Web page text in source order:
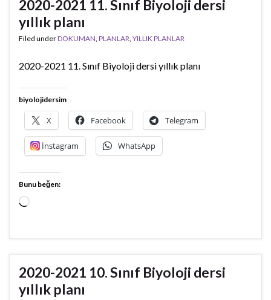
2020-2021 11. Sınıf Biyoloji dersi
yıllık planı
Filed underDOKUMAN PLANLAR YILLIK PLANLAR
2020-2021 11. Sınıf Biyoloji dersi yıllık planı
biyolojidersim
X Facebook Telegram
İnstagram WhatsApp
Bunu beğen:
Yükleniyor...
2020-2021 10. Sınıf Biyoloji dersi
yıllık planı